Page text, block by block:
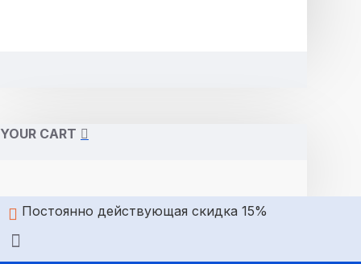
YOUR CART
Постоянно действующая скидка 15%